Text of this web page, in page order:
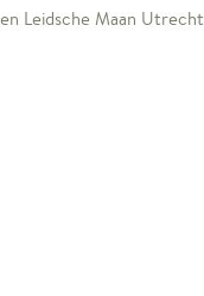
Leidsche Maan Utrecht